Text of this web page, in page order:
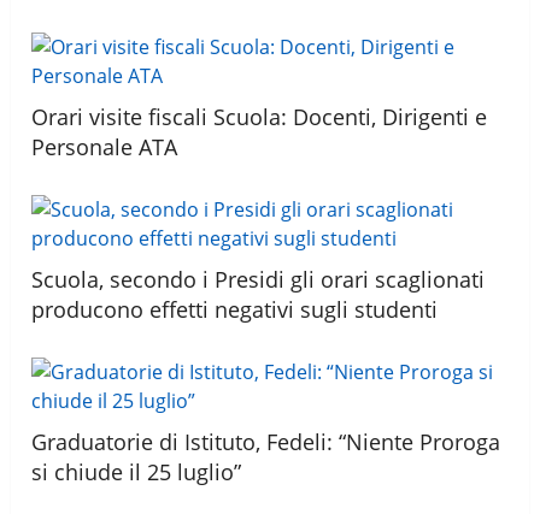
Orari visite fiscali Scuola: Docenti, Dirigenti e
Personale ATA
Scuola, secondo i Presidi gli orari scaglionati
producono effetti negativi sugli studenti
Graduatorie di Istituto, Fedeli: “Niente Proroga
si chiude il 25 luglio”